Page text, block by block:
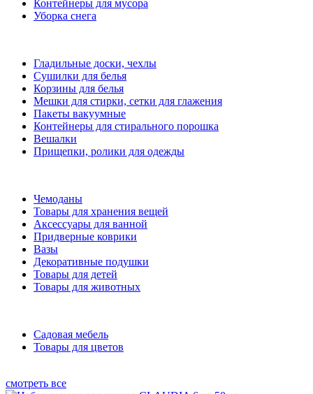
Контейнеры для мусора
Уборка снега
Гладильные доски, чехлы
Сушилки для белья
Корзины для белья
Мешки для стирки, сетки для глажения
Пакеты вакуумные
Контейнеры для стирального порошка
Вешалки
Прищепки, ролики для одежды
Чемоданы
Товары для хранения вещей
Аксессуары для ванной
Придверные коврики
Вазы
Декоративные подушки
Товары для детей
Товары для животных
Садовая мебель
Товары для цветов
смотреть все